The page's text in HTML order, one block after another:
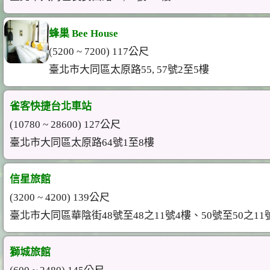
蜂巢 Bee House
(5200 ~ 7200) 117公尺
臺北市大同區太原路55, 57號2至5樓
雀客快捷台北車站
(10780 ~ 28600) 127公尺
臺北市大同區太原路64號1至8樓
信星旅館
(3200 ~ 4200) 139公尺
臺北市大同區華陰街48號至48之11號4樓、50號至50之11
獅城旅館